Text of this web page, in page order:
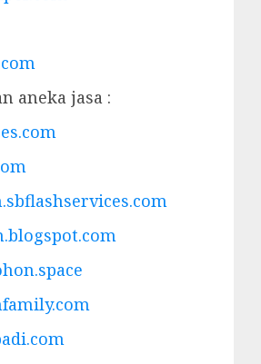
aneka jasa :